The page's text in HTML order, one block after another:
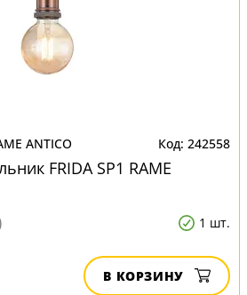
ANTICO 242558
FRIDA SP1 RAME
1 шт.
В КОРЗИНУ